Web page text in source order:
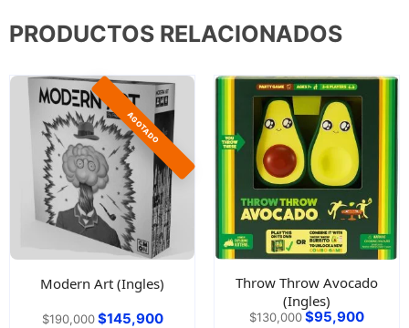
PRODUCTOS RELACIONADOS
Modern Art (Ingles)
$190,000 $145,900
Throw Throw Avocado
(Ingles)
$130,000$95,900